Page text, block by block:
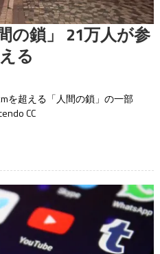
の鎖」 21万人が参
る
を超える「人間の鎖」の一部
CC